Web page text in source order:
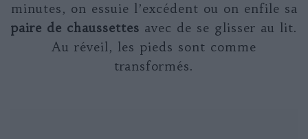
minutes, on essuie l’excédent ou on enfile sa
paire de chaussettes avec de se glisser au lit.
Au réveil, les pieds sont comme
transformés.